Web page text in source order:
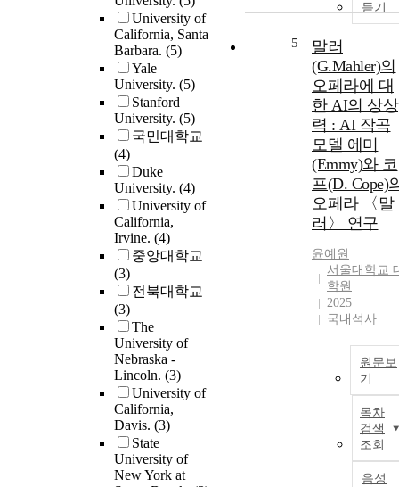
University of
California, Santa
Barbara. (5)
Yale
University. (5)
Stanford
University. (5)
국민대학교
(4)
Duke
University. (4)
University of
California,
Irvine. (4)
중앙대학교
(3)
전북대학교
(3)
The
University of
Nebraska -
Lincoln. (3)
University of
California,
Davis. (3)
State
University of
New York at
듣기
5
말러
(G.Mahler)의
오페라에 대
한 AI의 상상
력 : AI 작곡
모델 에미
(Emmy)와 코
프(D. Cope)
오페라 〈말
러〉 연구
윤예원
서울대학교
학원
2025
국내석사
원문보
기
목차
검색
조회
음성